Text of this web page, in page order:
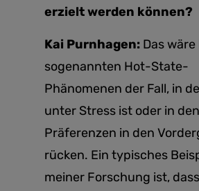
erzielt werden können?
Kai Purnhagen: Das wäre
sogenannten Hot-State-
Phänomenen der Fall, in
unter Stress ist oder in
Präferenzen in den
rücken. Ein typisches
meiner Forschung ist,